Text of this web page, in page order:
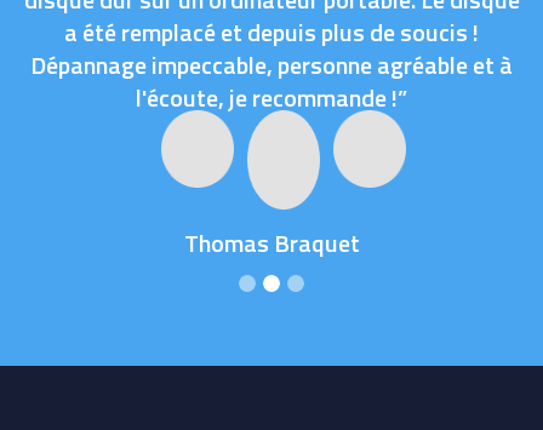
a été remplacé et depuis plus de soucis !
Dépannage impeccable, personne agréable et à
l'écoute, je recommande !”
Thomas Braquet